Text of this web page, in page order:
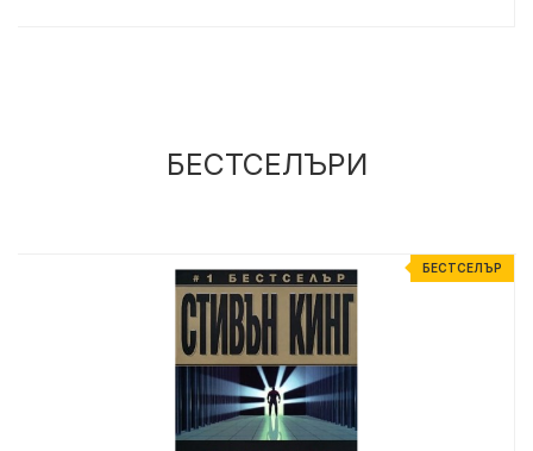
БЕСТСЕЛЪРИ
БЕСТСЕЛЪР